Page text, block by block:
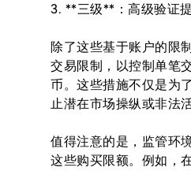
3. **三级**：高级验证
除了这些基于账户的限
交易限制，以控制单笔
币。这些措施不仅是为
止潜在市场操纵或非法活
值得注意的是，监管环
这些购买限额。例如，